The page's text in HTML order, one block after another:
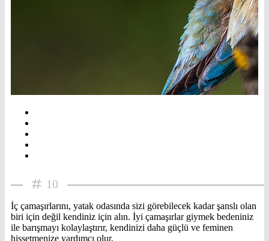
10
İç çamaşırlarını, yatak odasında sizi görebilecek kadar şanslı olan
biri için değil kendiniz için alın. İyi çamaşırlar giymek bedeniniz
ile barışmayı kolaylaştırır, kendinizi daha güçlü ve feminen
hissetmenize yardımcı olur.